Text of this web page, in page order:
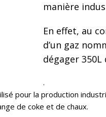
manière
En effet, au
d’un gaz
dégager 350L
.
pour la production
de coke et de chaux.